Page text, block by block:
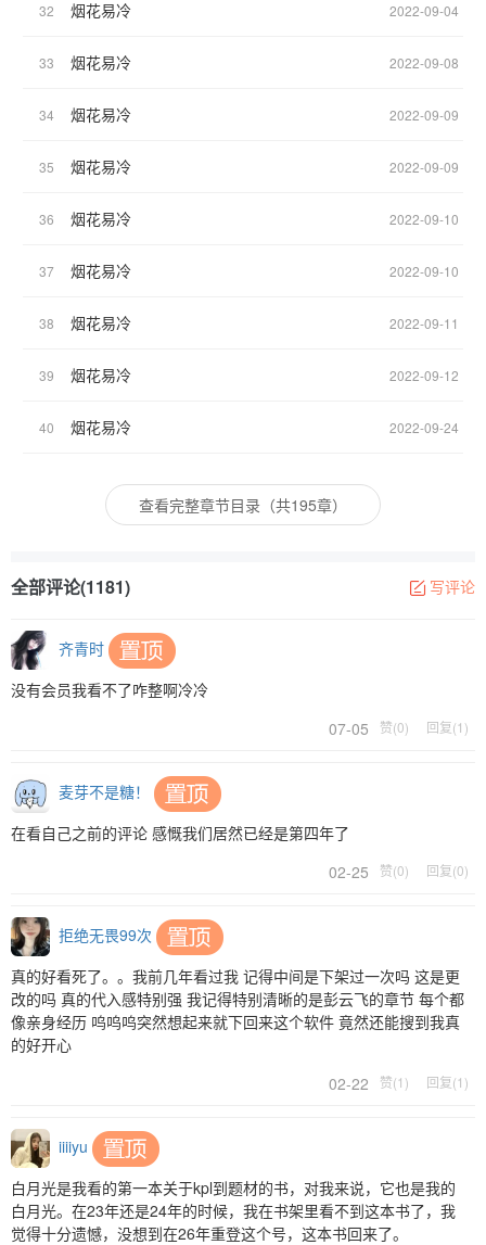
32 烟花易冷 2022-09-04
33 烟花易冷 2022-09-08
34 烟花易冷 2022-09-09
35 烟花易冷 2022-09-09
36 烟花易冷 2022-09-10
37 烟花易冷 2022-09-10
38 烟花易冷 2022-09-11
39 烟花易冷 2022-09-12
40 烟花易冷 2022-09-24
查看完整章节目录（共195章）
全部评论(1181) 写评论
齐青时
没有会员我看不了咋整啊冷冷
07-05
赞(0) 回复(1)
麦芽不是糖！
在看自己之前的评论 感慨我们居然已经是第四年了
02-25
赞(0) 回复(0)
拒绝无畏99次
真的好看死了。。我前几年看过我 记得中间是下架过一次吗 这是更
改的吗 真的代入感特别强 我记得特别清晰的是彭云飞的章节 每个都
像亲身经历 呜呜呜突然想起来就下回来这个软件 竟然还能搜到我真
的好开心
02-22
赞(1) 回复(1)
iiiiyu
白月光是我看的第一本关于kpl到题材的书，对我来说，它也是我的
白月光。在23年还是24年的时候，我在书架里看不到这本书了，我
觉得十分遗憾，没想到在26年重登这个号，这本书回来了。